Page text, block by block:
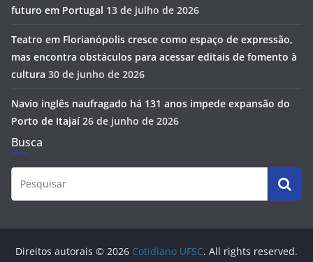
futuro em Portugal 13 de julho de 2026
Teatro em Florianópolis cresce como espaço de expressão,
mas encontra obstáculos para acessar editais de fomento à
cultura 30 de junho de 2026
Navio inglês naufragado há 131 anos impede expansão do
Porto de Itajaí 26 de junho de 2026
Busca
Direitos autorais © 2026 Cotidiano UFSC. All rights reserved.